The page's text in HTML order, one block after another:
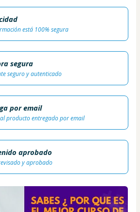
está 100% segura
segura
seguro y autenticado
por email
al producto entregado por email
aprobado
y aprobado